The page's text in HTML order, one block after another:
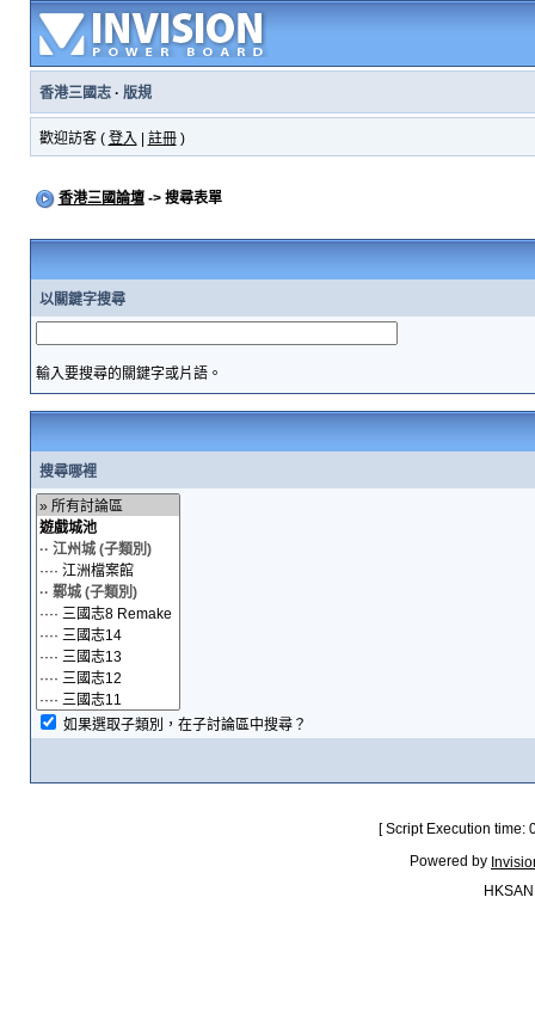
香港三國志· 版規
歡迎訪客 ( 登入 註冊)
香港三國論壇-> 搜尋表單
以關鍵字搜尋
輸入要搜尋的關鍵字或片語。
搜尋哪裡
如果選取子類別，在子討論區中搜尋？
[ Script Execution
Powered by